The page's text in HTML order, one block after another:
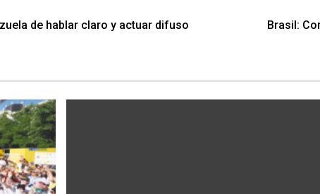
de hablar claro y actuar difuso
Brasil: